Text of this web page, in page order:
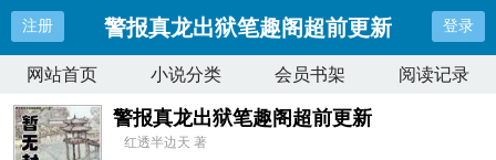
注册 警报真龙出狱笔趣阁超前更新 登录
网站首页 小说分类 会员书架 阅读记录
警报真龙出狱笔趣阁超前更新
红透半边天 著